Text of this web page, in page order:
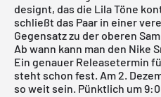
designt, das die Lila Töne
schließt das Paar in einer
Gegensatz zu der oberen
Ab wann kann man den Nike
Ein genauer Releasetermin
steht schon fest. Am 2.
so weit sein. Pünktlich um